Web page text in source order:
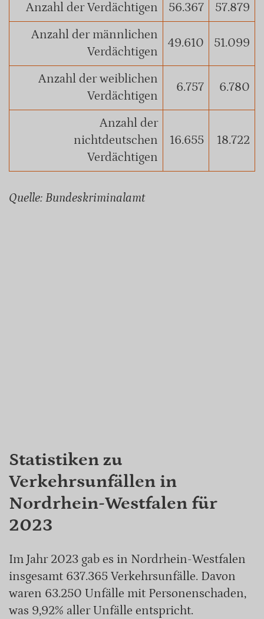
Anzahl der Verdächtigen 56.367
57.879
Anzahl der männlichen
Verdächtigen
49.610 51.099
Anzahl der weiblichen
Verdächtigen
6.757 6.780
Anzahl der
nichtdeutschen
Verdächtigen
16.655 18.722
Quelle: Bundeskriminalamt
Statistiken zu
Verkehrsunfällen in
Nordrhein-Westfalen für
2023
Im Jahr 2023 gab es in Nordrhein-Westfalen
insgesamt 637.365 Verkehrsunfälle. Davon
waren 63.250 Unfälle mit Personenschaden,
was 9,92% aller Unfälle entspricht.